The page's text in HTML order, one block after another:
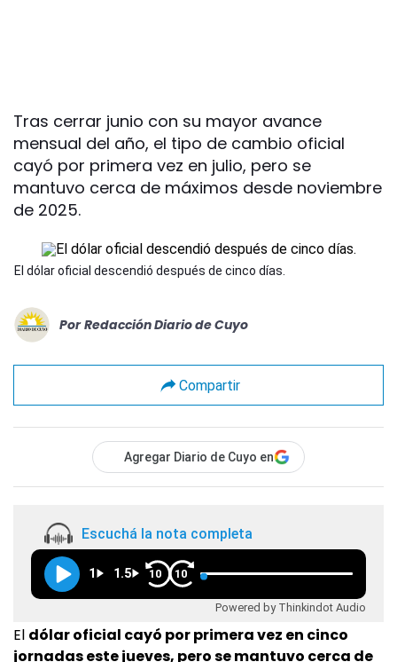
Tras cerrar junio con su mayor avance
mensual del año, el tipo de cambio oficial
cayó por primera vez en julio, pero se
mantuvo cerca de máximos desde noviembre
de 2025.
El dólar oficial descendió después de cinco días.
Por Redacción Diario de Cuyo
Compartir
Agregar Diario de Cuyo en
Escuchá la nota completa
1 1.5 10 10
Powered by Thinkindot Audio
El dólar oficial cayó por primera vez en cinco
jornadas este jueves, pero se mantuvo cerca de